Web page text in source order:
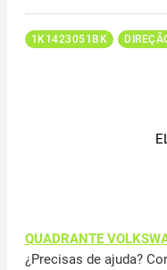
1K1423051BK
QUADRANTE
¿Precisas de ajuda?